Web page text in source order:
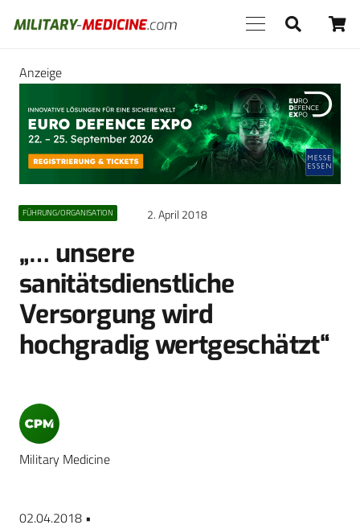
Anzeige
FÜHRUNG/ORGANISATION 2. April 2018
„… unsere
sanitätsdienstliche
Versorgung wird
hochgradig wertgeschätzt“
Military Medicine
02.04.2018 •